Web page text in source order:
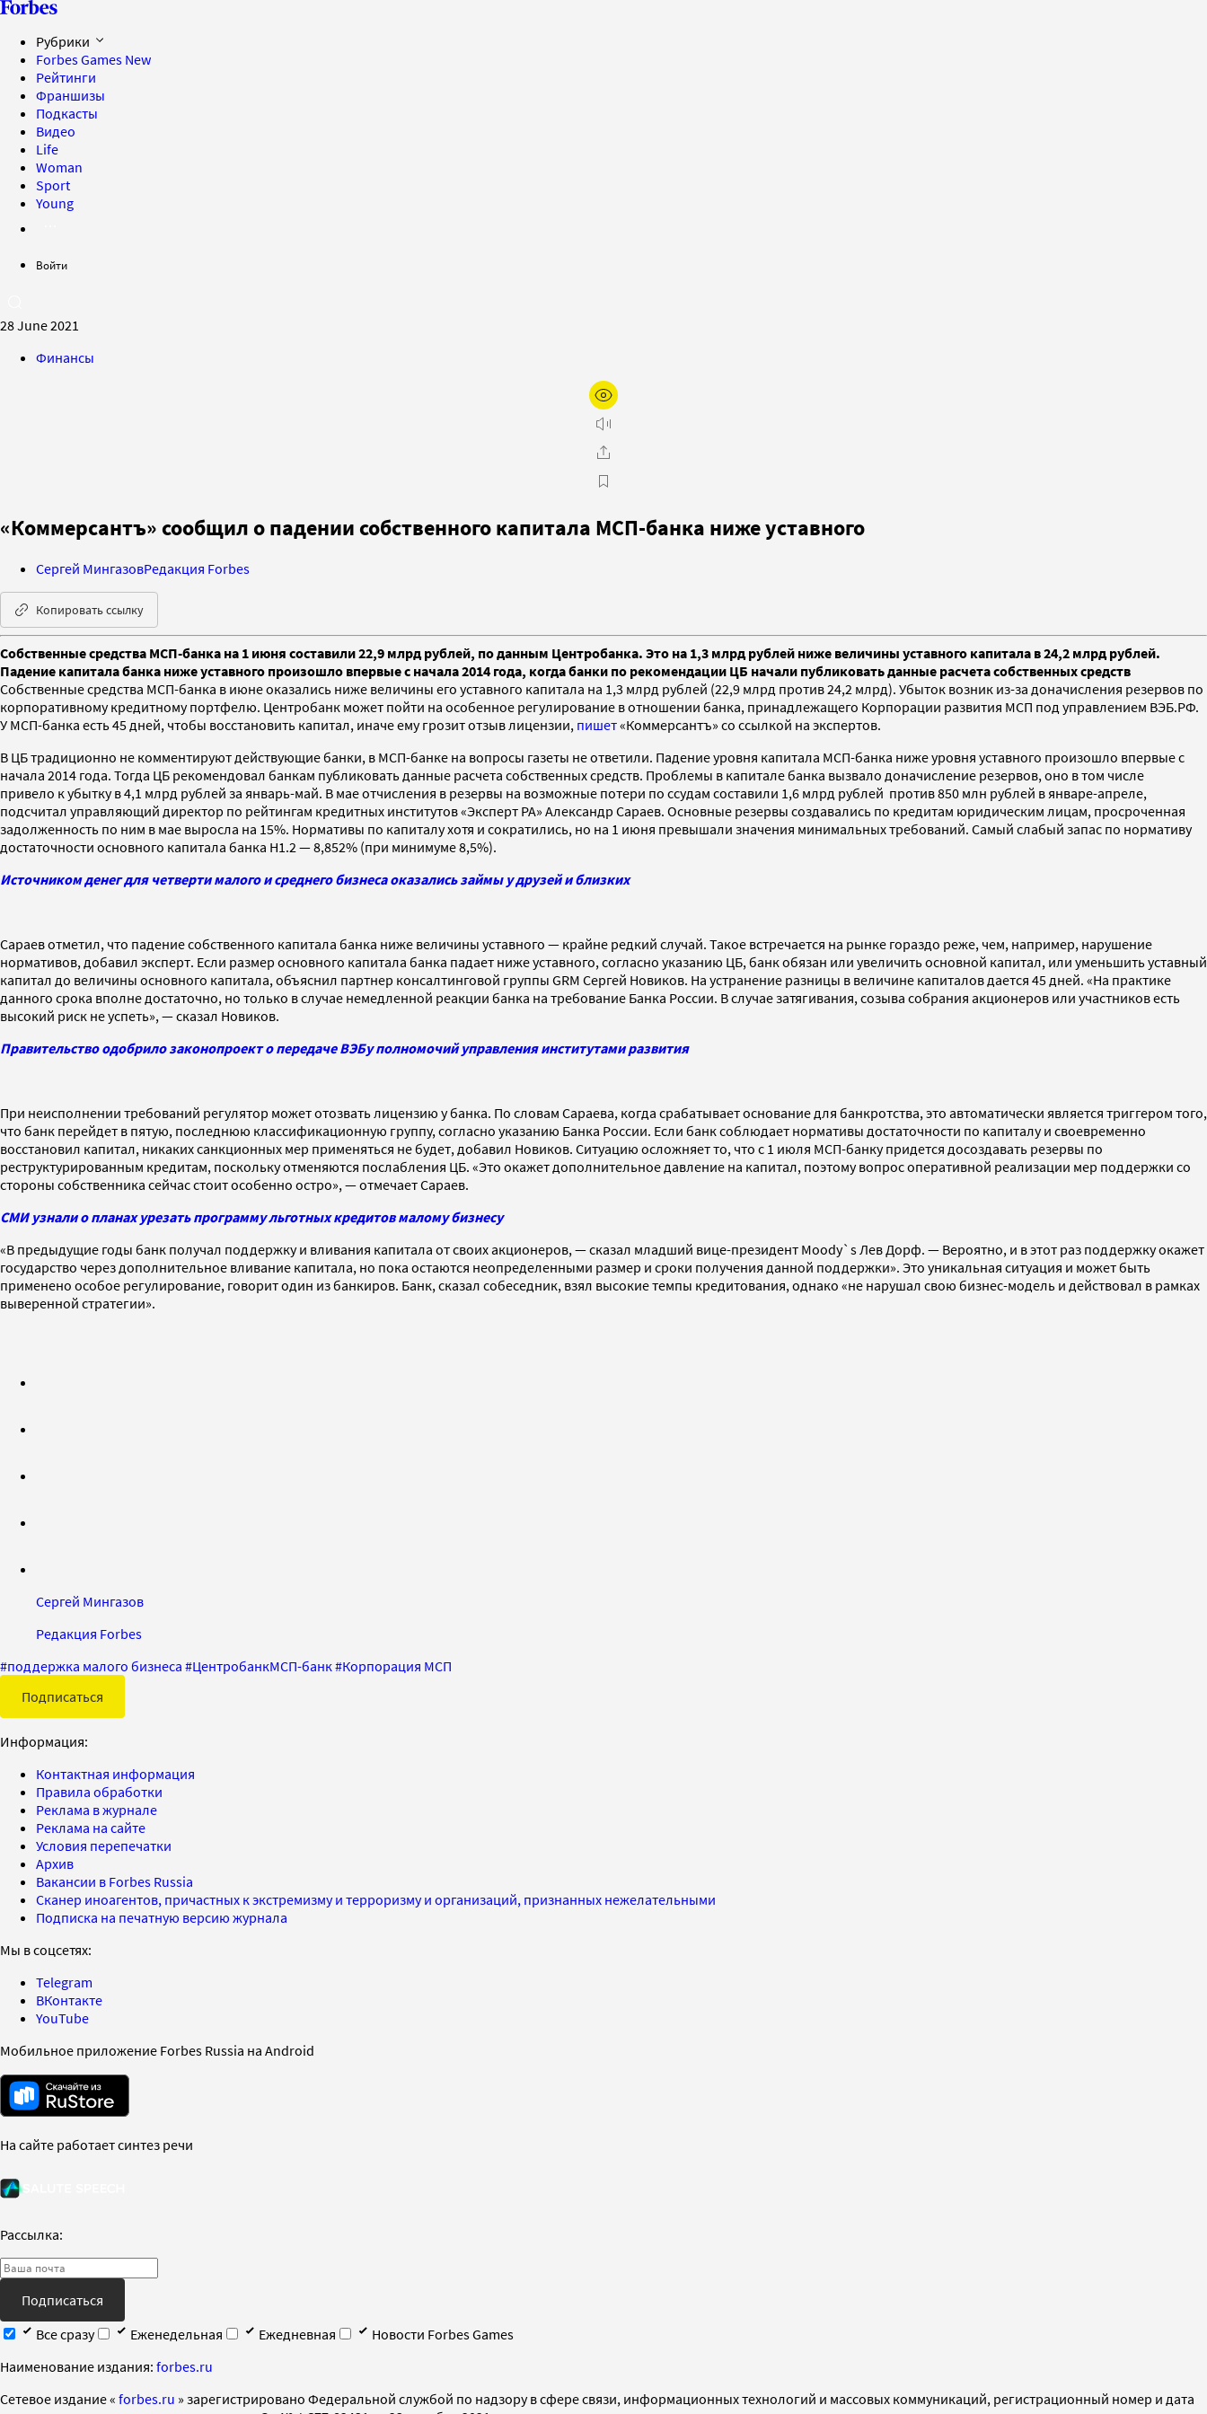
Рубрики
Forbes Games New
Рейтинги
Франшизы
Подкасты
Видео
Life
Woman
Sport
Young
Войти
28 June 2021
Финансы
«Коммерсантъ» сообщил о падении собственного капитала МСП-банка ниже уставного
Сергей МингазовРедакция Forbes
Копировать ссылку
Собственные средства МСП-банка на 1 июня составили 22,9 млрд рублей, по данным Центробанка. Это на 1,3 млрд рублей ниже величины уставного капитала в 24,2 млрд рублей.
Падение капитала банка ниже уставного произошло впервые с начала 2014 года, когда банки по рекомендации ЦБ начали публиковать данные расчета собственных средств
Собственные средства МСП-банка в июне оказались ниже величины его уставного капитала на 1,3 млрд рублей (22,9 млрд против 24,2 млрд). Убыток возник из-за доначисления резервов по
корпоративному кредитному портфелю. Центробанк может пойти на особенное регулирование в отношении банка, принадлежащего Корпорации развития МСП под управлением ВЭБ.РФ.
У МСП-банка есть 45 дней, чтобы восстановить капитал, иначе ему грозит отзыв лицензии, пишет«Коммерсантъ» со ссылкой на экспертов.
В ЦБ традиционно не комментируют действующие банки, в МСП-банке на вопросы газеты не ответили. Падение уровня капитала МСП-банка ниже уровня уставного произошло впервые с
начала 2014 года. Тогда ЦБ рекомендовал банкам публиковать данные расчета собственных средств. Проблемы в капитале банка вызвало доначисление резервов, оно в том числе
привело к убытку в 4,1 млрд рублей за январь-май. В мае отчисления в резервы на возможные потери по ссудам составили 1,6 млрд рублей против 850 млн рублей в январе-апреле,
подсчитал управляющий директор по рейтингам кредитных институтов «Эксперт РА» Александр Сараев. Основные резервы создавались по кредитам юридическим лицам, просроченная
задолженность по ним в мае выросла на 15%. Нормативы по капиталу хотя и сократились, но на 1 июня превышали значения минимальных требований. Самый слабый запас по нормативу
достаточности основного капитала банка Н1.2 — 8,852% (при минимуме 8,5%).
Источником денег для четверти малого и среднего бизнеса оказались займы у друзей и близких
Сараев отметил, что падение собственного капитала банка ниже величины уставного — крайне редкий случай. Такое встречается на рынке гораздо реже, чем, например, нарушение
нормативов, добавил эксперт. Если размер основного капитала банка падает ниже уставного, согласно указанию ЦБ, банк обязан или увеличить основной капитал, или уменьшить уставный
капитал до величины основного капитала, объяснил партнер консалтинговой группы GRM Сергей Новиков. На устранение разницы в величине капиталов дается 45 дней. «На практике
данного срока вполне достаточно, но только в случае немедленной реакции банка на требование Банка России. В случае затягивания, созыва собрания акционеров или участников есть
высокий риск не успеть», — сказал Новиков.
Правительство одобрило законопроект о передаче ВЭБу полномочий управления институтами развития
При неисполнении требований регулятор может отозвать лицензию у банка. По словам Сараева, когда срабатывает основание для банкротства, это автоматически является триггером того,
что банк перейдет в пятую, последнюю классификационную группу, согласно указанию Банка России. Если банк соблюдает нормативы достаточности по капиталу и своевременно
восстановил капитал, никаких санкционных мер применяться не будет, добавил Новиков. Ситуацию осложняет то, что с 1 июля МСП-банку придется досоздавать резервы по
реструктурированным кредитам, поскольку отменяются послабления ЦБ. «Это окажет дополнительное давление на капитал, поэтому вопрос оперативной реализации мер поддержки со
стороны собственника сейчас стоит особенно остро», — отмечает Сараев.
СМИ узнали о планах урезать программу льготных кредитов малому бизнесу
«В предыдущие годы банк получал поддержку и вливания капитала от своих акционеров, — сказал младший вице-президент Moody`s Лев Дорф. — Вероятно, и в этот раз поддержку окажет
государство через дополнительное вливание капитала, но пока остаются неопределенными размер и сроки получения данной поддержки». Это уникальная ситуация и может быть
применено особое регулирование, говорит один из банкиров. Банк, сказал собеседник, взял высокие темпы кредитования, однако «не нарушал свою бизнес-модель и действовал в рамках
выверенной стратегии».
Сергей Мингазов
Редакция Forbes
#поддержка малого бизнеса #ЦентробанкМСП-банк#Корпорация МСП
Подписаться
Информация:
Контактная информация
Правила обработки
Реклама в журнале
Реклама на сайте
Условия перепечатки
Архив
Вакансии в Forbes Russia
Сканер иноагентов, причастных к экстремизму и терроризму и организаций, признанных нежелательными
Подписка на печатную версию журнала
Мы в соцсетях:
Telegram
ВКонтакте
YouTube
Мобильное приложение Forbes Russia на Android
На сайте работает синтез речи
Рассылка:
Подписаться
Все сразу
Еженедельная Ежедневная
Новости Forbes Games
Наименование издания: forbes.ru
Cетевое издание « forbes.ru » зарегистрировано Федеральной службой по надзору в сфере связи, информационных технологий и массовых коммуникаций, регистрационный номер и дата